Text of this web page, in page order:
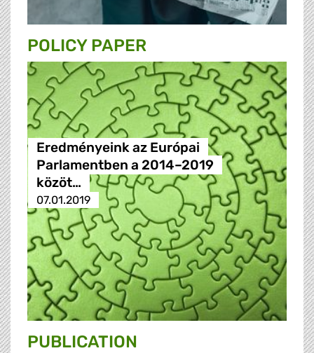
POLICY PAPER
Eredményeink az Európai
Parlamentben a 2014–2019
közöt…
07.01.2019
PUBLICATION